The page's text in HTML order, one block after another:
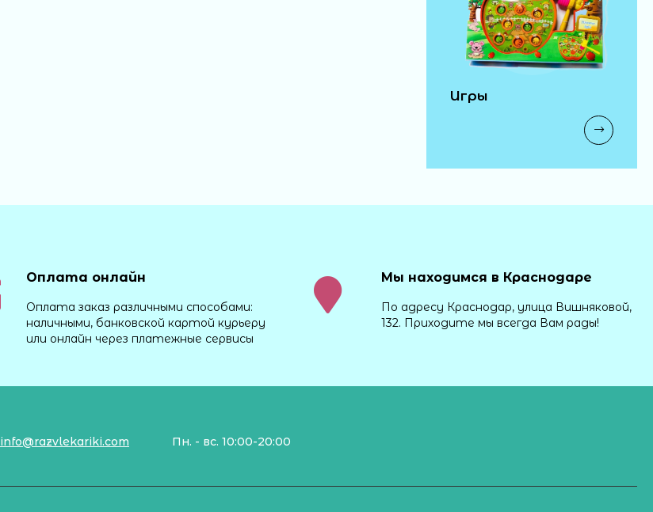
Игры
Оплата онлайн
Оплата заказ различными способами:
наличными, банковской картой курьеру
или онлайн через платежные сервисы
Мы находимся в Краснодаре
По адресу Краснодар, улица Вишняковой,
132. Приходите мы всегда Вам рады!
info@razvlekariki.com Пн. - вс. 10:00-20:00